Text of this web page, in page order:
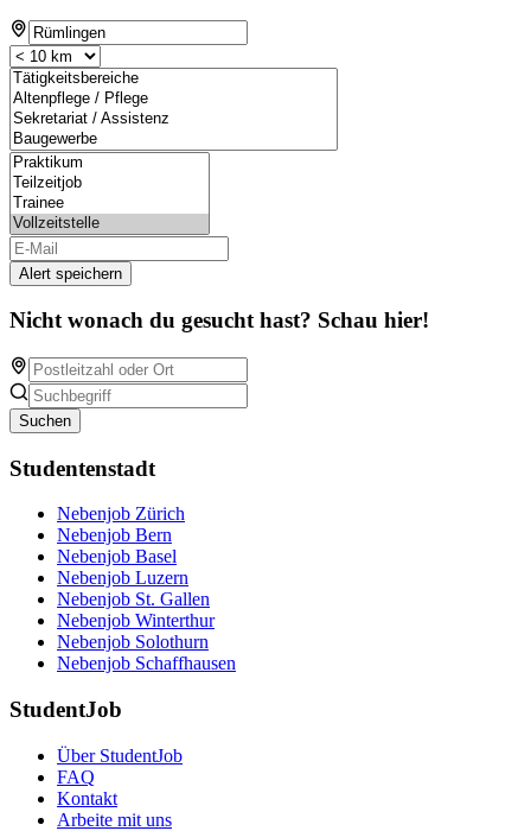
Alert speichern
Nicht wonach du gesucht hast? Schau hier!
Suchen
Studentenstadt
Nebenjob Zürich
Nebenjob Bern
Nebenjob Basel
Nebenjob Luzern
Nebenjob St. Gallen
Nebenjob Winterthur
Nebenjob Solothurn
Nebenjob Schaffhausen
StudentJob
Über StudentJob
FAQ
Kontakt
Arbeite mit uns